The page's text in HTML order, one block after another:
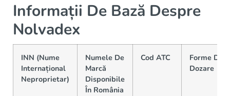
Informații De Bază Despre
Nolvadex
INN (Nume
Internațional
Neproprietar)
Numele De
Marcă
Disponibile
În România
Cod ATC
Forme De
Dozare